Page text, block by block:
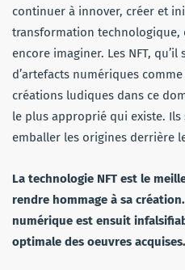
continuer à innover, créer et
transformation technologique,
encore imaginer. Les NFT, qu’il
d’artefacts numériques
créations ludiques dans ce
le plus approprié qui existe.
emballer les origines derrière
La technologie NFT est le
rendre hommage à sa
numérique est ensuit
optimale des oeuvres acquises.